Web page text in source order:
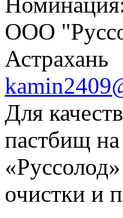
ООО
Астрахань
Для
пастбищ на
очистки и